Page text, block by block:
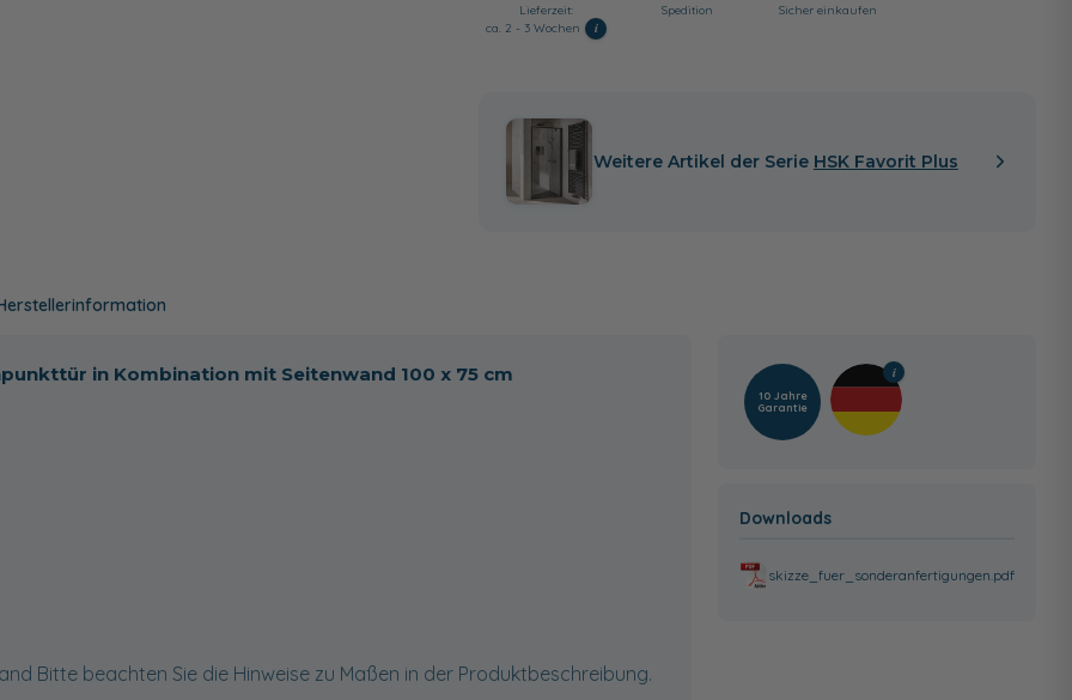
Lieferzeit:
ca. 2 - 3 Wochen
i
Spedition Sicher einkaufen
Weitere Artikel der Serie HSK Favorit Plus
in Kombination mit Seitenwand 100 x 75 cm
Bitte beachten Sie die Hinweise zu Maßen in der Produktbeschreibung.
10 Jahre
Garantie
Downloads
skizze_fuer_sonderanfertigungen.pdf